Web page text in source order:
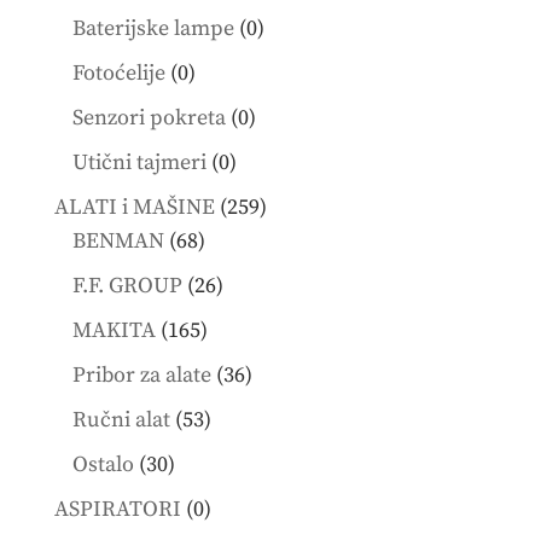
products
Baterijske lampe 00
Fotoćelije 00
products
Senzori pokreta 00
Utični tajmeri 00
products
ALATI i MAŠINE 259259
BENMAN 6868
products
F.F. GROUP 2626
MAKITA 165165
products
Pribor za alate 3636
Ručni alat 5353
Ostalo 3030
products
ASPIRATORI 00